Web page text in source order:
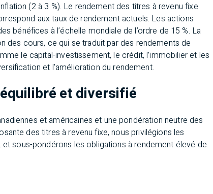
(2 à 3 %). Le rendement des titres à revenu fixe
aux taux de rendement actuels. Les actions
bénéfices à l’échelle mondiale de l’ordre de 15 %. La
des cours, ce qui se traduit par des rendements de
le capital-investissement, le crédit, l’immobilier et les
et l’amélioration du rendement.
et diversifié
et américaines et une pondération neutre des
des titres à revenu fixe, nous privilégions les
sous-pondérons les obligations à rendement élevé de